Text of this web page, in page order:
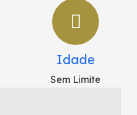
Idade
Sem Limite